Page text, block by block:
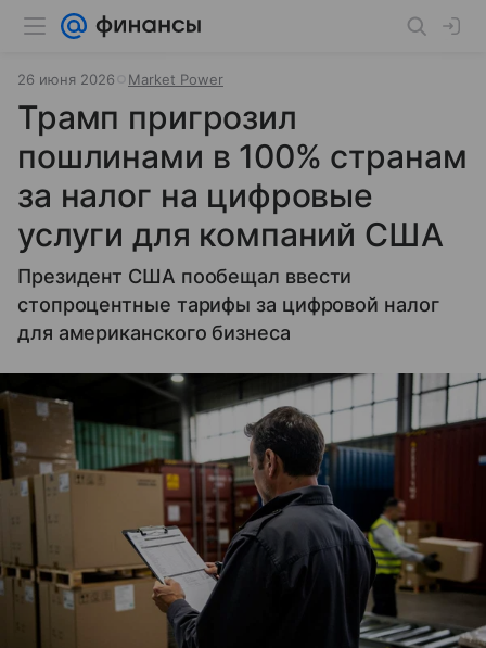
26 июня 2026 Market Power
Трамп пригрозил
пошлинами в 100% странам
за налог на цифровые
услуги для компаний США
Президент США пообещал ввести
стопроцентные тарифы за цифровой налог
для американского бизнеса